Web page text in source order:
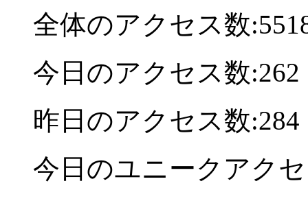
全体のアクセス数
今日のアクセス数:262
昨日のアクセス数:284
今日のユニークアク